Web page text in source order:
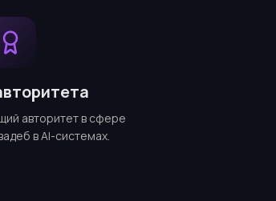
авторитет в сфере
в AI-системах.